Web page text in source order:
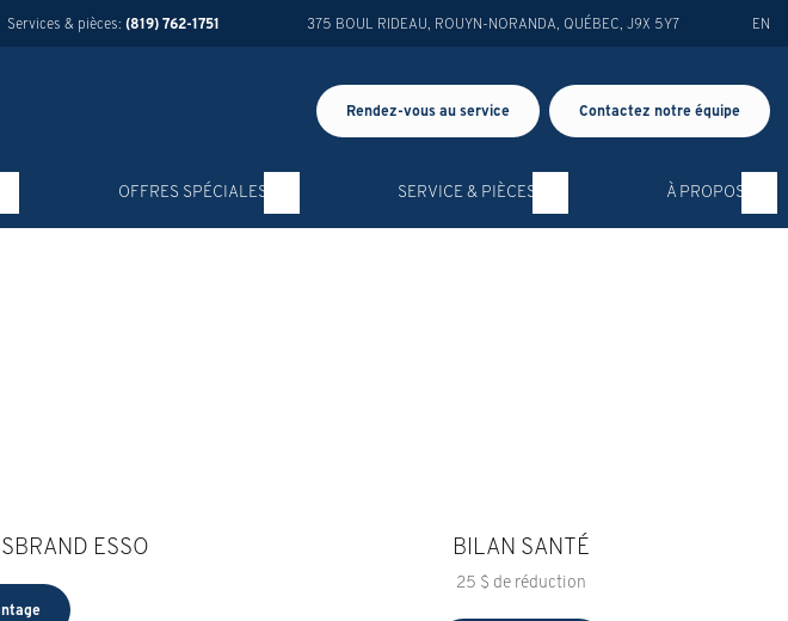
Services & pièces: (819) 762-1751 375 BOUL RIDEAU ROUYN-NORANDA QUÉBEC J9X 5Y7 EN
Rendez-vous au service Contactez notre équipe
OFFRES SPÉCIALES SERVICE & PIÈCES À PROPOS
ESSO BILAN SANTÉ
25 $ de réduction